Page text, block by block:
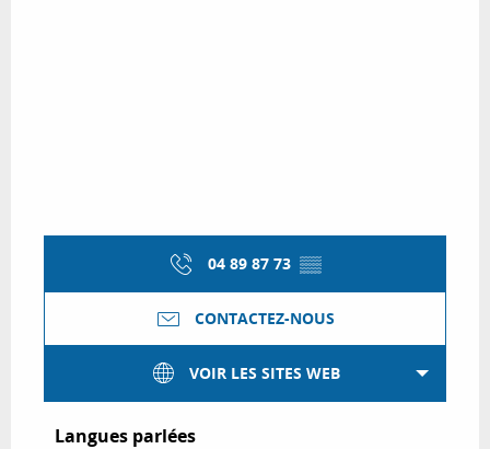
04 89 87 73 ▒▒
CONTACTEZ-NOUS
VOIR LES SITES WEB
Langues parlées
Langues parlées